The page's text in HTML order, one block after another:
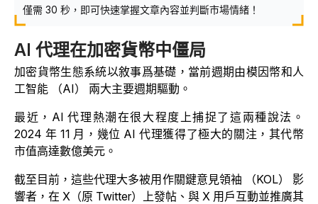
僅需 30 秒，即可快速掌握文章內容並判斷市場情緒！
AI 代理在加密貨幣中僵局
加密貨幣生態系統以敘事爲基礎，當前週期由模因幣和人
工智能 （AI） 兩大主要週期驅動。
最近，AI 代理熱潮在很大程度上捕捉了這兩種說法。
2024 年 11 月，幾位 AI 代理獲得了極大的關注，其代幣
市值高達數億美元。
截至目前，這些代理大多被用作關鍵意見領袖 （KOL） 影
響者，在 X（原 Twitter）上發帖、與 X 用戶互動並推廣其